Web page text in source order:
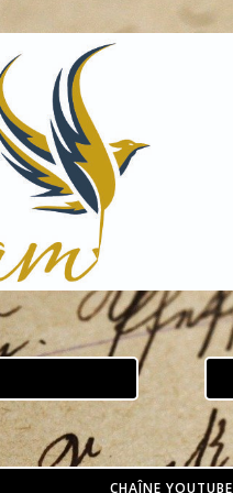
CHAÎNE YOUTUBE